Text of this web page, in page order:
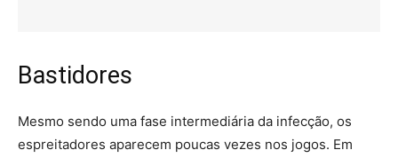
Bastidores
Mesmo sendo uma fase intermediária da infecção, os
espreitadores aparecem poucas vezes nos jogos. Em